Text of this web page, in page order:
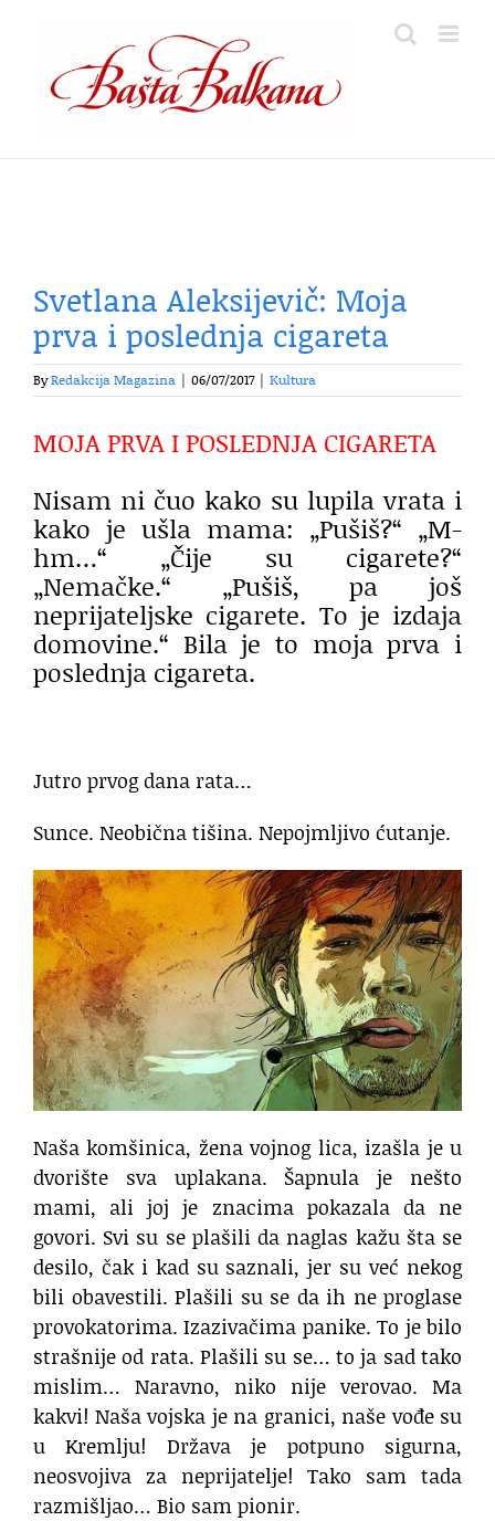
content
Svetlana Aleksijevič: Moja
prva i poslednja cigareta
ByRedakcija Magazina 06/07/2017 Kultura
MOJA PRVA I POSLEDNJA CIGARETA
Nisam ni čuo kako su lupila vrata i
kako je ušla mama: „Pušiš?“ „M-
hm…“ „Čije su cigarete?“
„Nemačke.“ „Pušiš, pa još
neprijateljske cigarete. To je izdaja
domovine.“ Bila je to moja prva i
poslednja cigareta.
Jutro prvog dana rata…
Sunce. Neobična tišina. Nepojmljivo ćutanje.
Naša komšinica, žena vojnog lica, izašla je u
dvorište sva uplakana. Šapnula je nešto
mami, ali joj je znacima pokazala da ne
govori. Svi su se plašili da naglas kažu šta se
desilo, čak i kad su saznali, jer su već nekog
bili obavestili. Plašili su se da ih ne proglase
provokatorima. Izazivačima panike. To je bilo
strašnije od rata. Plašili su se… to ja sad tako
mislim… Naravno, niko nije verovao. Ma
kakvi! Naša vojska je na granici, naše vođe su
u Kremlju! Država je potpuno sigurna,
neosvojiva za neprijatelje! Tako sam tada
razmišljao… Bio sam pionir.